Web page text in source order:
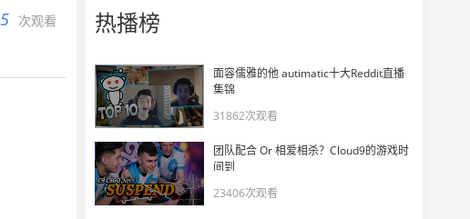
IEM卡托维兹：C9 vs FaZe 地图二Cache
IEM卡托维兹：C9 vs FaZe 地图一OP
IEM卡托维兹：NIP vs G2 地图三Inferno
次观看 热播榜
面容儒雅的他 autimatic十大Reddit直播
集锦
31862次观看
团队配合 Or 相爱相杀？Cloud9的游戏时
间到
23406次观看